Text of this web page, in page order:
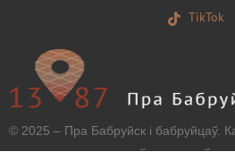
TikTok
© 2025 – Пра Бабруйск і бабруйцаў.
матэрыял з нашага сайту, захавайце,